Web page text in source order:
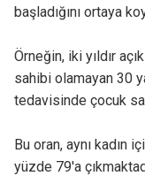
başladığını ortaya
Örneğin, iki yıldır
sahibi olamayan 30
tedavisinde çocuk
Bu oran, aynı kadın
yüzde 79'a